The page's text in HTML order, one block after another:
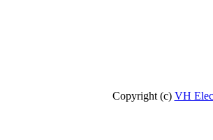
Copyright (c) VH